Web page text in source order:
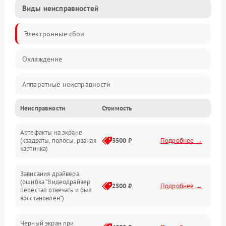
Виды неисправностей
Электронные сбои
Охлаждение
Аппаратные неисправности
Перегрев и термопроблемы
Видео
Интерфейсные и коммуникационные проблемы
Неисправности Стоимость
Артефакты на экране
(квадраты, полосы, рваная
картинка)
3500 ₽ Подробнее →
Зависания драйвера
(ошибка “Видеодрайвер
перестал отвечать и был
восстановлен”)
2500 ₽ Подробнее →
Черный экран при